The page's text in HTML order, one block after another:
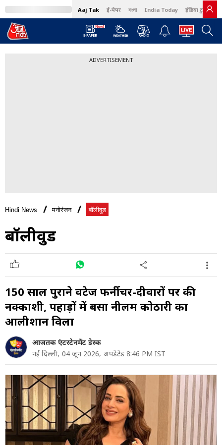
Aaj Tak ई-पेपर বাংলা India Today इंडिया टुडे हिंदी
ADVERTISEMENT
Hindi News मनोरंजन बॉलीवुड
बॉलीवुड
150 साल पुराने विंटेज फर्नीचर-दीवारों पर की
नक्काशी, पहाड़ों में बसा नीलम कोठारी का
आलीशान विला
आजतक एंटरटेनमेंट डेस्क
नई दिल्ली, 04 जून 2026, अपडेटेड 8:46 PM IST